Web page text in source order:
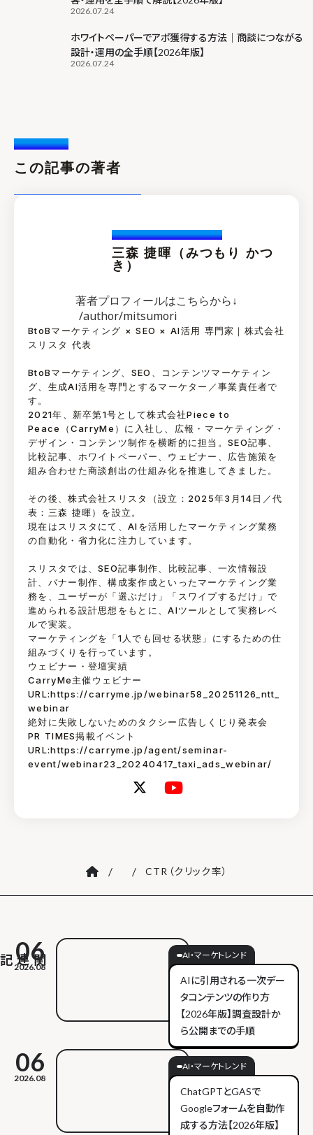
2026.07.24
ホワイトペーパーでアポ獲得する方法｜商談につながる
設計・運用の全手順【2026年版】
2026.07.24
Writer /
この記事の著者
Katuski.Mitsumori
三森 捷暉（みつもり かつ
き）
著者プロフィールはこちらから↓
/author/mitsumori
BtoBマーケティング × SEO × AI活用 専門家｜株式会社
スリスタ 代表
BtoBマーケティング、SEO、コンテンツマーケティン
グ、生成AI活用を専門とするマーケター／事業責任者で
す。
2021年、新卒第1号として株式会社Piece to
Peace（CarryMe）に入社し、広報・マーケティング・
デザイン・コンテンツ制作を横断的に担当。SEO記事、
比較記事、ホワイトペーパー、ウェビナー、広告施策を
組み合わせた商談創出の仕組み化を推進してきました。
その後、株式会社スリスタ（設立：2025年3月14日／代
表：三森 捷暉）を設立。
現在はスリスタにて、AIを活用したマーケティング業務
の自動化・省力化に注力しています。
スリスタでは、SEO記事制作、比較記事、一次情報設
計、バナー制作、構成案作成といったマーケティング業
務を、ユーザーが「選ぶだけ」「スワイプするだけ」で
進められる設計思想をもとに、AIツールとして実務レベ
ルで実装。
マーケティングを「1人でも回せる状態」にするための仕
組みづくりを行っています。
ウェビナー・登壇実績
CarryMe主催ウェビナー
URL:https://carryme.jp/webinar58_20251126_ntt_
webinar
絶対に失敗しないためのタクシー広告しくじり発表会
PR TIMES掲載イベント
URL:https://carryme.jp/agent/seminar-
event/webinar23_20240417_taxi_ads_webinar/
/ / CTR（クリック率）
06
2026.08
AI・マーケトレンド
AIに引用される一次デー
タコンテンツの作り方
【2026年版】調査設計か
ら公開までの手順
06
2026.08
AI・マーケトレンド
ChatGPTとGASで
Googleフォームを自動作
成する方法【2026年版】